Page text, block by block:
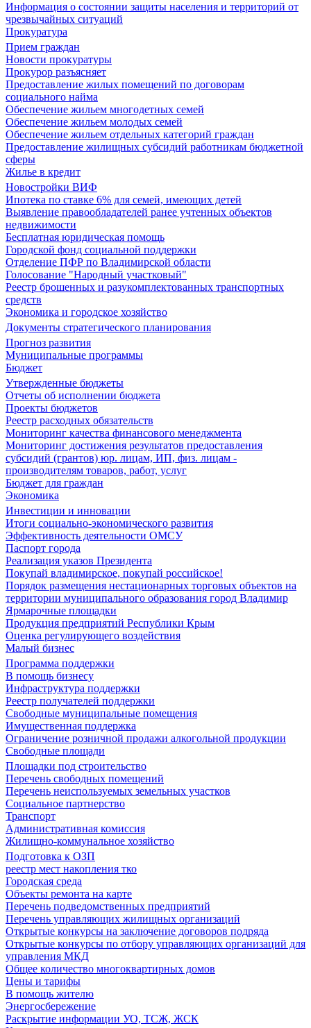
Информация о состоянии защиты населения и территорий от
чрезвычайных ситуаций
Прокуратура
Прием граждан
Новости прокуратуры
Прокурор разъясняет
Предоставление жилых помещений по договорам
социального найма
Обеспечение жильем многодетных семей
Обеспечение жильем молодых семей
Обеспечение жильем отдельных категорий граждан
Предоставление жилищных субсидий работникам бюджетной
сферы
Жилье в кредит
Новостройки ВИФ
Ипотека по ставке 6% для семей, имеющих детей
Выявление правообладателей ранее учтенных объектов
недвижимости
Бесплатная юридическая помощь
Городской фонд социальной поддержки
Отделение ПФР по Владимирской области
Голосование "Народный участковый"
Реестр брошенных и разукомплектованных транспортных
средств
Экономика и городское хозяйство
Документы стратегического планирования
Прогноз развития
Муниципальные программы
Бюджет
Утвержденные бюджеты
Отчеты об исполнении бюджета
Проекты бюджетов
Реестр расходных обязательств
Мониторинг качества финансового менеджмента
Мониторинг достижения результатов предоставления
субсидий (грантов) юр. лицам, ИП, физ. лицам -
производителям товаров, работ, услуг
Бюджет для граждан
Экономика
Инвестиции и инновации
Итоги социально-экономического развития
Эффективность деятельности ОМСУ
Паспорт города
Реализация указов Президента
Покупай владимирское, покупай российское!
Порядок размещения нестационарных торговых объектов на
территории муниципального образования город Владимир
Ярмарочные площадки
Продукция предприятий Республики Крым
Оценка регулирующего воздействия
Малый бизнес
Программа поддержки
В помощь бизнесу
Инфраструктура поддержки
Реестр получателей поддержки
Свободные муниципальные помещения
Имущественная поддержка
Ограничение розничной продажи алкогольной продукции
Свободные площади
Площадки под строительство
Перечень свободных помещений
Перечень неиспользуемых земельных участков
Социальное партнерство
Транспорт
Административная комиссия
Жилищно-коммунальное хозяйство
Подготовка к ОЗП
реестр мест накопления тко
Городская среда
Объекты ремонта на карте
Перечень подведомственных предприятий
Перечень управляющих жилищных организаций
Открытые конкурсы на заключение договоров подряда
Открытые конкурсы по отбору управляющих организаций для
управления МКД
Общее количество многоквартирных домов
Цены и тарифы
В помощь жителю
Энергосбережение
Раскрытие информации УО, ТСЖ, ЖСК